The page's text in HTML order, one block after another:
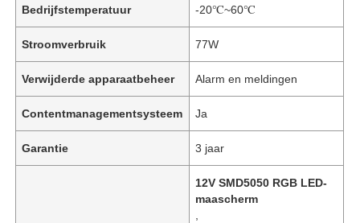
Bedrijfstemperatuur -20℃~60℃
Stroomverbruik 77W
Verwijderde apparaatbeheer Alarm en meldingen
Contentmanagementsysteem Ja
Garantie 3 jaar
12V SMD5050 RGB LED-
maascherm